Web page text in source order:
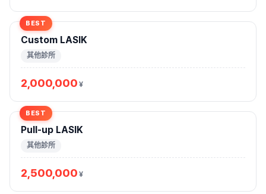
BEST
Custom LASIK
其他診所
2,000,000 ¥
BEST
Pull-up LASIK
其他診所
2,500,000 ¥